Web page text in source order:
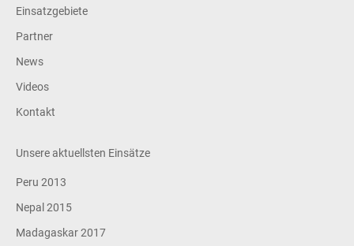
Einsatzgebiete
Partner
News
Videos
Kontakt
Unsere aktuellsten Einsätze
Peru 2013
Nepal 2015
Madagaskar 2017